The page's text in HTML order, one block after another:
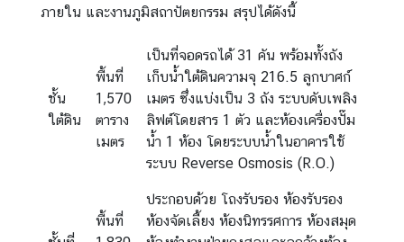
ภายใน และงานภูมิสถาปัตยกรรม สรุปได้ดังนี้
ชั้น
ใต้ดิน
พื้นที่
1,570
ตาราง
เมตร
เป็นที่จอดรถได้ 31 คัน พร้อมทั้งถัง
เก็บน้ำใต้ดินความจุ 216.5 ลูกบาศก์
เมตร ซึ่งแบ่งเป็น 3 ถัง ระบบดับเพลิง
ลิฟต์โดยสาร 1 ตัว และห้องเครื่องปั๊ม
น้ำ 1 ห้อง โดยระบบน้ำในอาคารใช้
ระบบ Reverse Osmosis (R.O.)
พื้นที่
ประกอบด้วย โถงรับรอง ห้องรับรอง
ห้องจัดเลี้ยง ห้องนิทรรศการ ห้องสมุด